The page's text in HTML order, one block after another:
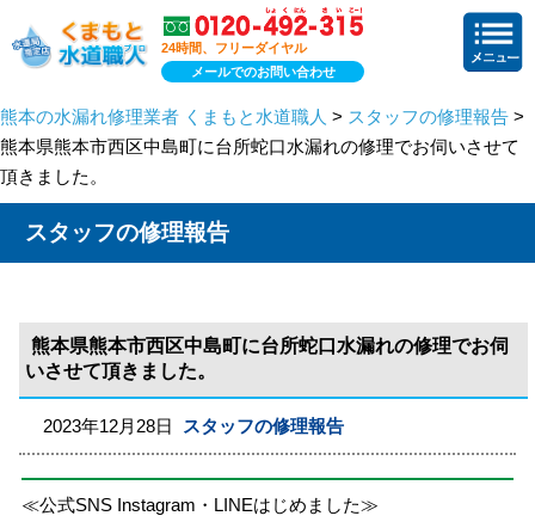
24時間、フリーダイヤル
メールでのお問い合わせ
熊本の水漏れ修理業者 くまもと水道職人 > スタッフの修理報告 >
熊本県熊本市西区中島町に台所蛇口水漏れの修理でお伺いさせて
頂きました。
スタッフの修理報告
熊本県熊本市西区中島町に台所蛇口水漏れの修理でお伺
いさせて頂きました。
2023年12月28日 スタッフの修理報告
≪公式SNS Instagram・LINEはじめました≫